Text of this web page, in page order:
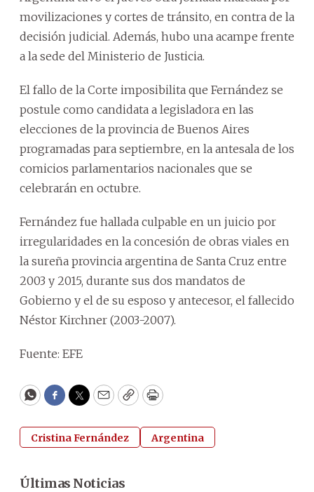
movilizaciones y cortes de tránsito, en contra de la
decisión judicial. Además, hubo una acampe frente
a la sede del Ministerio de Justicia.
El fallo de la Corte imposibilita que Fernández se
postule como candidata a legisladora en las
elecciones de la provincia de Buenos Aires
programadas para septiembre, en la antesala de los
comicios parlamentarios nacionales que se
celebrarán en octubre.
Fernández fue hallada culpable en un juicio por
irregularidades en la concesión de obras viales en
la sureña provincia argentina de Santa Cruz entre
2003 y 2015, durante sus dos mandatos de
Gobierno y el de su esposo y antecesor, el fallecido
Néstor Kirchner (2003-2007).
Fuente: EFE
WhatsApp
Facebook
Twitter
EmailCopyPrint
Cristina Fernández Argentina
Últimas Noticias